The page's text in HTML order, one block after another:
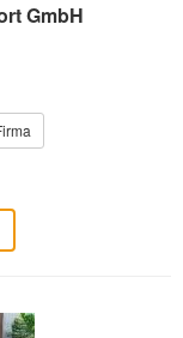
GmbH